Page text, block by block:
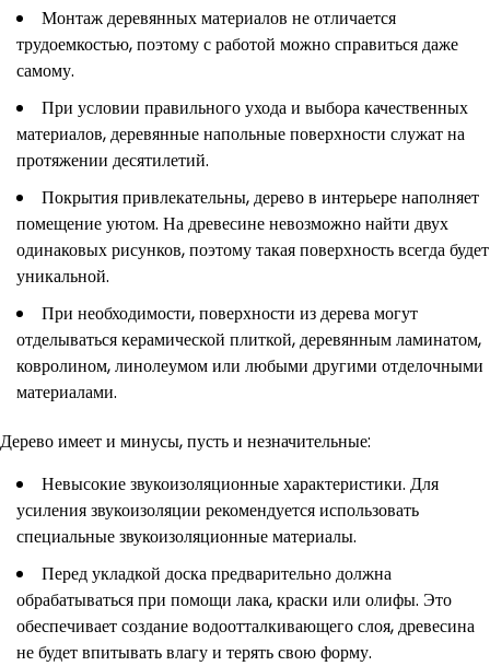
Монтаж деревянных материалов не отличается
трудоемкостью, поэтому с работой можно справиться даже
самому.
При условии правильного ухода и выбора качественных
материалов, деревянные напольные поверхности служат на
протяжении десятилетий.
Покрытия привлекательны, дерево в интерьере наполняет
помещение уютом. На древесине невозможно найти двух
одинаковых рисунков, поэтому такая поверхность всегда будет
уникальной.
При необходимости, поверхности из дерева могут
отделываться керамической плиткой, деревянным ламинатом,
ковролином, линолеумом или любыми другими отделочными
материалами.
Дерево имеет и минусы, пусть и незначительные:
Невысокие звукоизоляционные характеристики. Для
усиления звукоизоляции рекомендуется использовать
специальные звукоизоляционные материалы.
Перед укладкой доска предварительно должна
обрабатываться при помощи лака, краски или олифы. Это
обеспечивает создание водоотталкивающего слоя, древесина
не будет впитывать влагу и терять свою форму.